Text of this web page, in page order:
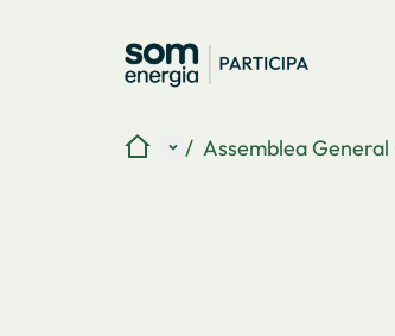
Inici Menú principal
/ Assemblea